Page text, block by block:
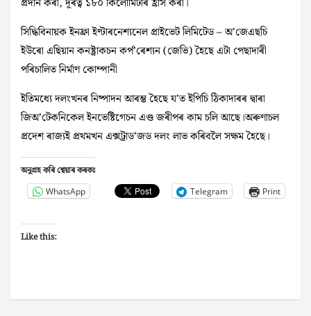
প্ৰদান কৰা, দূৰত্ব ১৮০ কিলোমিটাৰ হ্ৰাস কৰা।
সিদ্ধিবিনায়ক ইনফ্ৰা ইণ্টাৰনেশ্যনেল প্ৰাইভেট লিমিটেড – অ’জেএছচি
ইউৰো এছিয়ান কনষ্ট্ৰাকচন কৰ্প’ৰেশ্যন (জেভি) হৈছে এটা পেছাদাৰী
পৰিচালিত নিৰ্মাণ কোম্পানী
ইতিমধ্যে দলংখনৰ নিষ্পাদন আৰম্ভ হৈছে য’ত ইপিচি ঠিকাদাৰৰ দ্বাৰা
জিঅ’টেকনিকেল ইনভেষ্টিগেচন এণ্ড জৰীপৰ কাম চলি আছে।অৰুণাচল
প্ৰদেশ ৰাজ্যই প্ৰথমখন এক্সট্ৰাড’জড দলং লাভ কৰিবলৈ সক্ষম হৈছে।
অনুগ্ৰহ কৰি শ্বেয়াৰ কৰকঃ
WhatsApp Telegram Print
Like this: